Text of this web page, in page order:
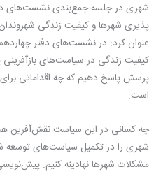
شهری در جلسه جمع‌بندی نشست‌های
پذیری شهرها و کیفیت زندگی
عنوان کرد: در نشست‌های دفتر
کیفیت زندگی در سیاست‌های
پرسش پاسخ دهیم که چه اقداماتی برای
است.
چه کسانی در این سیاست نقش‌آفرین
شهری را در تکمیل سیاست‌های توسعه
مشکلات شهرها نهادینه کنیم. پیش‌نویسی